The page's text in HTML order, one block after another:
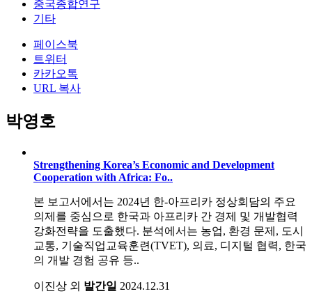
중국종합연구
기타
페이스북
트위터
카카오톡
URL 복사
박영호
Strengthening Korea’s Economic and Development
Cooperation with Africa: Fo..
본 보고서에서는 2024년 한-아프리카 정상회담의 주요
의제를 중심으로 한국과 아프리카 간 경제 및 개발협력
강화전략을 도출했다. 분석에서는 농업, 환경 문제, 도시
교통, 기술직업교육훈련(TVET), 의료, 디지털 협력, 한국
의 개발 경험 공유 등..
이진상 외 발간일 2024.12.31